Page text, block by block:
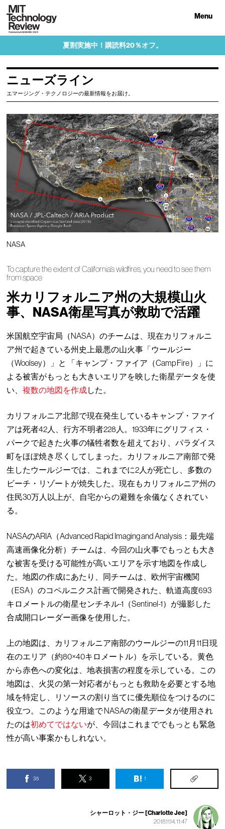
Menu
夏割実施中！購読料20％オフ。
ニューズライン
エマージング・テクノロジーの最新情報をお届け。
NASA
To capture the extent of California’s wildfires, you need to see them
from space
米カリフォルニア州の大規模山火
事、NASA衛星写真が救助で活躍
米国航空宇宙局（NASA）のチームは、現在カリフォルニ
ア州で起きている州史上最悪の山火事「ウールジー
（Woolsey）」と 「キャンプ・ファイア（Camp Fire）」に
よる被害がもっとも大きいエリアを映した衛星データを使
い、複数の地図を作成した。
カリフォルニア北部で現在発生しているキャンプ・ファイ
アは死者42人、行方不明者228人。1933年にグリフィス・
パークで起きた火事の犠牲者数を超えており、パラダイス
町をほぼ焼き尽くしてしまった。カリフォルニア南部で発
生したウールジーでは、これまでに2人が死亡し、多数の
ビーチ・リゾートが焼失した。現在もカリフォルニア州の
住民30万人以上が、自宅からの避難を余儀なくされてい
る。
NASAのARIA（Advanced Rapid Imaging and Analysis：最先端
高速画像化分析）チームは、今回の山火事でもっとも大き
な被害を受ける可能性が高いエリアを示す地図を作成し
た。地図の作成にあたり、同チームは、欧州宇宙機関
（ESA）のコペルニクス計画で開発された、軌道高度693
キロメートルの衛星センチネル-1（Sentinel-1）が撮影した
合成開口レーダー画像を使用した。
上の地図は、カリフォルニア南部のウールジーの11月11日現
在のエリア（約80×40キロメートル）を示している。黄色
から赤色への変化は、地表損害の程度を示している。この
地図は、火災の第一対応者がもっとも救助を必要とする地
域を特定し、リソースの割り当てに優先順位をつけるのに
役立つ。このような用途で NASAの衛星データが使用され
たのは初めてではないが、今回はこれまででもっとも緊急
性が高い事案かもしれない。
35 3 1
シャーロット・ジー [Charlotte Jee]
2018.11.14, 11:47